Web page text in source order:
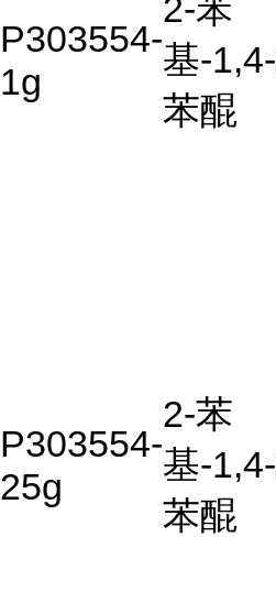
P303554-
1g
2-苯
基-1,4-
苯醌
P303554-
25g
2-苯
基-1,4-
苯醌